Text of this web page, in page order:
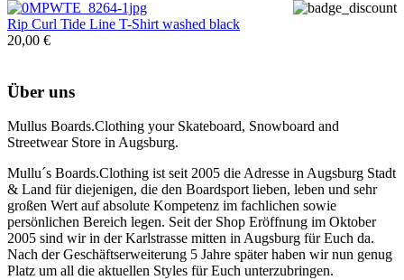
Rip Curl Tide Line T-Shirt washed black
20,00 €
Über uns
Mullus Boards.Clothing your Skateboard, Snowboard and
Streetwear Store in Augsburg.
Mullu´s Boards.Clothing ist seit 2005 die Adresse in Augsburg Stadt
& Land für diejenigen, die den Boardsport lieben, leben und sehr
großen Wert auf absolute Kompetenz im fachlichen sowie
persönlichen Bereich legen. Seit der Shop Eröffnung im Oktober
2005 sind wir in der Karlstrasse mitten in Augsburg für Euch da.
Nach der Geschäftserweiterung 5 Jahre später haben wir nun genug
Platz um all die aktuellen Styles für Euch unterzubringen.